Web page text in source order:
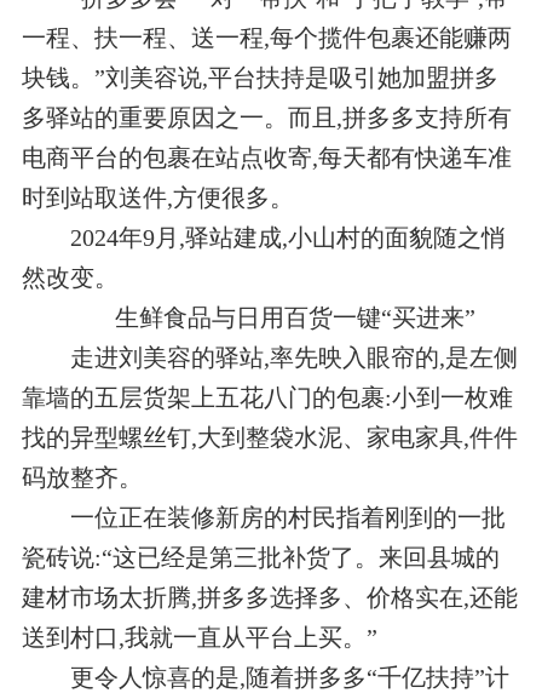
一程、扶一程、送一程,每个揽件包裹还能赚两
块钱。”刘美容说,平台扶持是吸引她加盟拼多
多驿站的重要原因之一。而且,拼多多支持所有
电商平台的包裹在站点收寄,每天都有快递车准
时到站取送件,方便很多。
2024年9月,驿站建成,小山村的面貌随之悄
然改变。
生鲜食品与日用百货一键“买进来”
走进刘美容的驿站,率先映入眼帘的,是左侧
靠墙的五层货架上五花八门的包裹:小到一枚难
找的异型螺丝钉,大到整袋水泥、家电家具,件件
码放整齐。
一位正在装修新房的村民指着刚到的一批
瓷砖说:“这已经是第三批补货了。来回县城的
建材市场太折腾,拼多多选择多、价格实在,还能
送到村口,我就一直从平台上买。”
更令人惊喜的是,随着拼多多“千亿扶持”计